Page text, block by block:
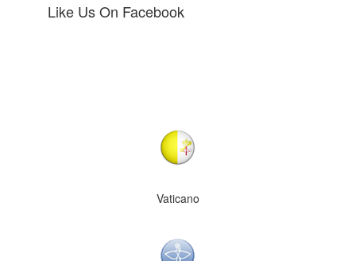
Like Us On Facebook
Vaticano